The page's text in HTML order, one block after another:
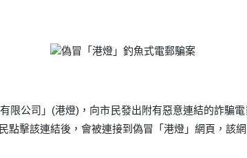
限公司」(港燈)，向市民發出附有惡意連結的詐騙
點擊該連結後，會被連接到偽冒「港燈」網頁，該